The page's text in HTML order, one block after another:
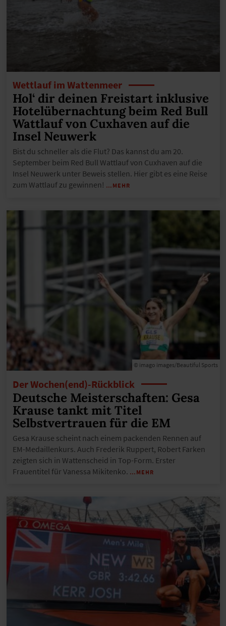
Wettlauf im Wattenmeer
Hol‘ dir deinen Freistart inklusive
Hotelübernachtung beim Red Bull
Wattlauf von Cuxhaven auf die
Insel Neuwerk
Bist du schneller als die Flut? Das kannst du am 20.
September beim Red Bull Wattlauf von Cuxhaven auf die
Insel Neuwerk unter Beweis stellen. Hier gibt es eine Reise
zum Wattlauf zu gewinnen! …MEHR
© imago images/Beautiful Sports
Der Wochen(end)-Rückblick
Deutsche Meisterschaften: Gesa
Krause tankt mit Titel
Selbstvertrauen für die EM
Gesa Krause scheint nach einem packenden Rennen auf
EM-Medaillenkurs. Auch Frederik Ruppert, Robert Farken
zeigten sich in Wattenscheid in Top-Form. Erster
Frauentitel für Vanessa Mikitenko. …MEHR